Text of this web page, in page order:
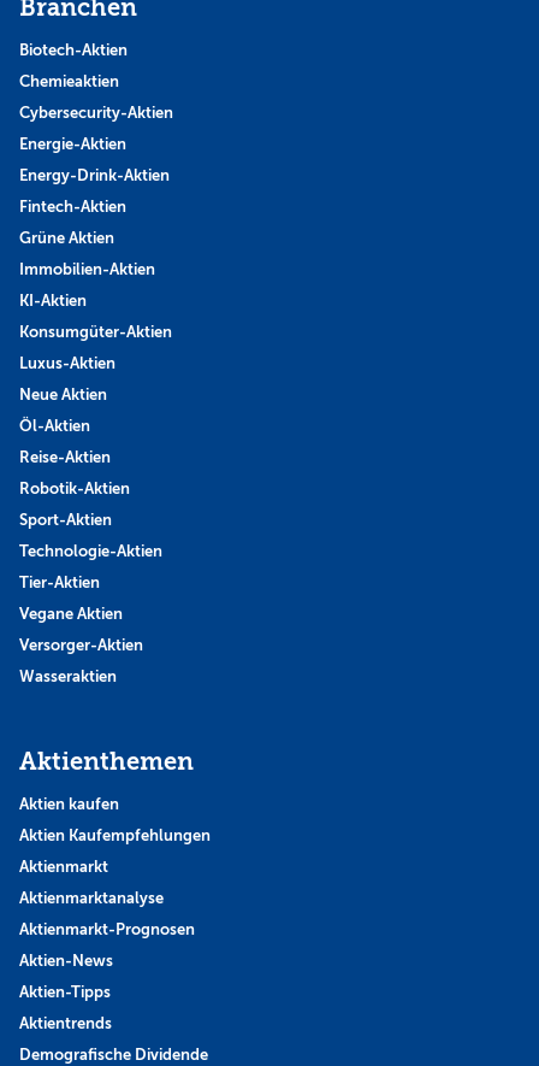
Branchen
Biotech-Aktien
Chemieaktien
Cybersecurity-Aktien
Energie-Aktien
Energy-Drink-Aktien
Fintech-Aktien
Grüne Aktien
Immobilien-Aktien
KI-Aktien
Konsumgüter-Aktien
Luxus-Aktien
Neue Aktien
Öl-Aktien
Reise-Aktien
Robotik-Aktien
Sport-Aktien
Technologie-Aktien
Tier-Aktien
Vegane Aktien
Versorger-Aktien
Wasseraktien
Aktienthemen
Aktien kaufen
Aktien Kaufempfehlungen
Aktienmarkt
Aktienmarktanalyse
Aktienmarkt-Prognosen
Aktien-News
Aktien-Tipps
Aktientrends
Demografische Dividende